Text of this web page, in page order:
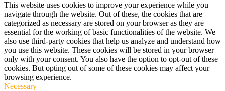
This website uses cookies to improve your experience while you
navigate through the website. Out of these, the cookies that are
categorized as necessary are stored on your browser as they are
essential for the working of basic functionalities of the website. We
also use third-party cookies that help us analyze and understand how
you use this website. These cookies will be stored in your browser
only with your consent. You also have the option to opt-out of these
cookies. But opting out of some of these cookies may affect your
browsing experience.
Necessary